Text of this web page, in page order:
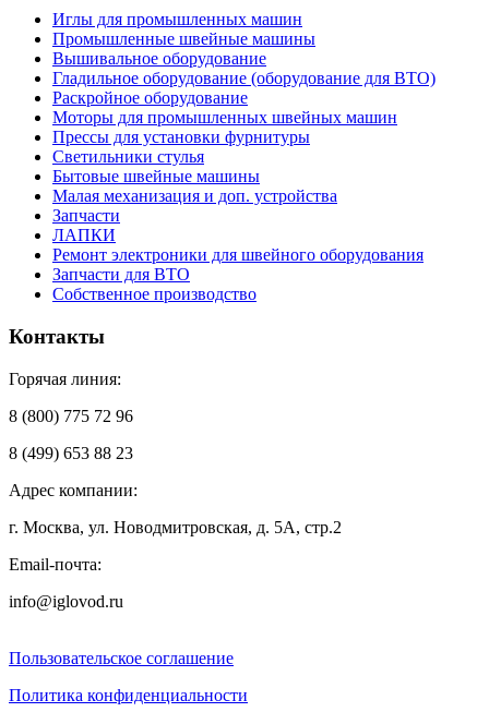
Иглы для промышленных машин
Промышленные швейные машины
Вышивальное оборудование
Гладильное оборудование (оборудование для ВТО)
Раскройное оборудование
Моторы для промышленных швейных машин
Прессы для установки фурнитуры
Светильники стулья
Бытовые швейные машины
Малая механизация и доп. устройства
Запчасти
ЛАПКИ
Ремонт электроники для швейного оборудования
Запчасти для ВТО
Собственное производство
Контакты
Горячая линия:
8 (800) 775 72 96
8 (499) 653 88 23
Адрес компании:
г. Москва, ул. Новодмитровская, д. 5А, стр.2
Email-почта:
info@iglovod.ru
Пользовательское соглашение
Политика конфиденциальности